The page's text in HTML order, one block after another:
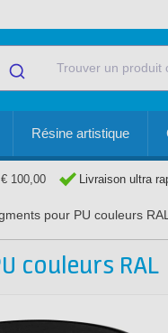
Résine artistique
100,00 Livraison ultra
pour PU couleurs RAL
couleurs RAL